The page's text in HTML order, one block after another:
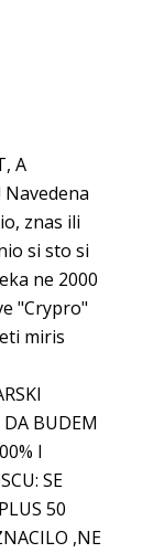
A
Navedena
znas ili
si sto si
ne 2000
"Crypro"
miris
BUDEM
I
SE
50
,NE